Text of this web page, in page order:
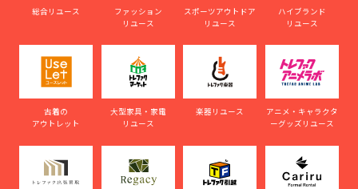
総合リユース
ファッション
リユース
スポーツアウトドア
リユース
ハイブランド
リユース
古着の
アウトレット
大型家具・家電
リユース
楽器リユース
アニメ・キャラクタ
ーグッズリユース